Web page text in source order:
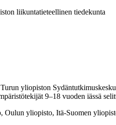
liikuntatieteellinen tiedekunta
yliopiston
9–18 vuoden iässä
yliopisto, Itä-Suomen